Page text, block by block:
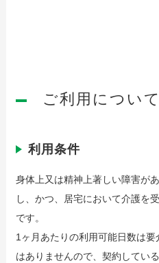
ご利用について
利用条件
身体上又は精神上著しい障害が
し、かつ、居宅において介護を
です。
1ヶ月あたりの利用可能日数は
はありませんので、契約してい